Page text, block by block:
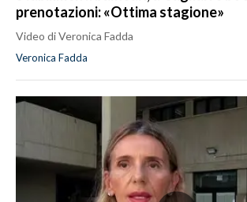
prenotazioni: «Ottima stagione»
Video di Veronica Fadda
Veronica Fadda